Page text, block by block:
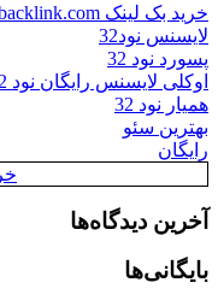
خرید بک لینک behtarinbacklink.com
لایسنس نود32
پسورد نود 32
اوکلی لایسنس رایگان نود 32
همیار نود 32
بهترین سئو
رایگان
آخرین دیدگاه‌ها
بایگانی‌ها